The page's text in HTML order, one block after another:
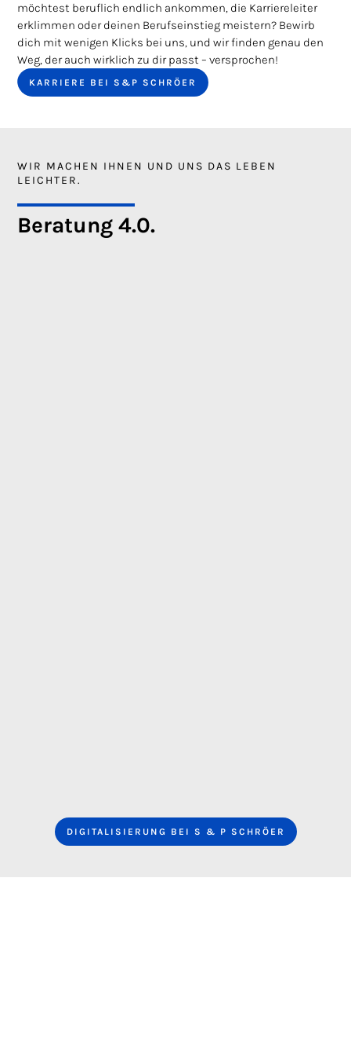
möchtest beruflich endlich ankommen, die Karriereleiter
erklimmen oder deinen Berufseinstieg meistern? Bewirb
dich mit wenigen Klicks bei uns, und wir finden genau den
Weg, der auch wirklich zu dir passt – versprochen!
KARRIERE BEI S&P SCHRÖER
WIR MACHEN IHNEN UND UNS DAS LEBEN
LEICHTER.
Beratung 4.0.
DIGITALISIERUNG BEI S & P SCHRÖER